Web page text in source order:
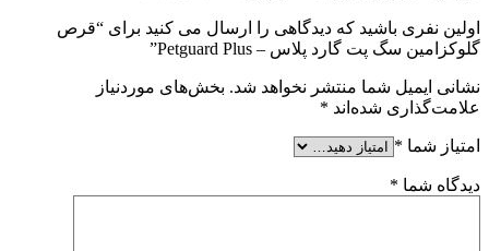
اولین نفری باشید که دیدگاهی را ارسال می کنید برای “قرص
گلوکزامین سگ پت گارد پلاس – Petguard Plus”
نشانی ایمیل شما منتشر نخواهد شد. بخش‌های موردنیاز
علامت‌گذاری شده‌اند *
امتیاز شما *
دیدگاه شما *